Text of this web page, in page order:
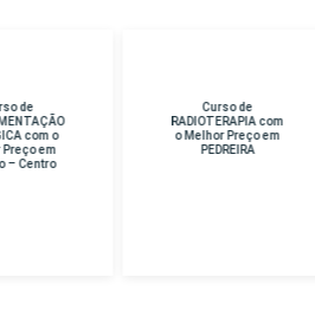
RADIOTERAPIA com
o Melhor Preço em
PEDREIRA
Curso de
DE RAIO-X
Melhor